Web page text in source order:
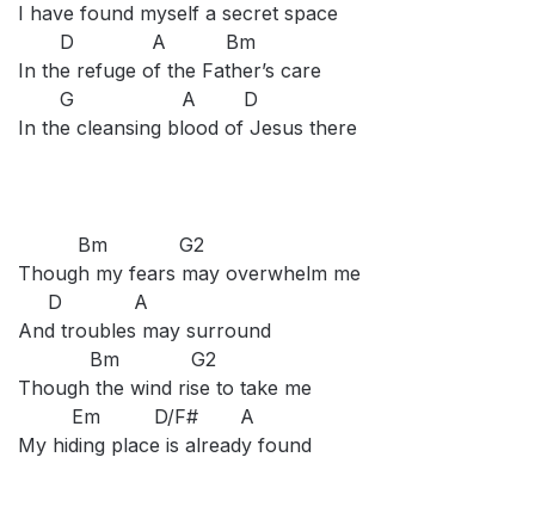
I have found myself a secret space
D A Bm
In the refuge of the Father’s care
G A D
In the cleansing blood of Jesus there
Bm G2
Though my fears may overwhelm me
D A
And troubles may surround
Bm G2
Though the wind rise to take me
Em D/F# A
My hiding place is already found